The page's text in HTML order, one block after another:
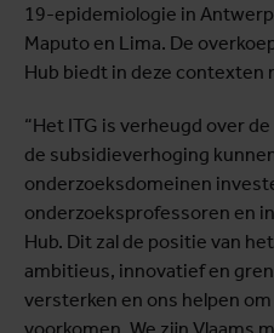
19-epidemiologie in
Maputo en Lima. De
Hub biedt in deze contexten
“Het ITG is verheugd over
de subsidieverhoging
onderzoeksdomeinen
onderzoeksprofessoren en
Hub. Dit zal de positie van
ambitieus, innovatief en
versterken en ons helpen
voorkomen. We zijn Vlaams